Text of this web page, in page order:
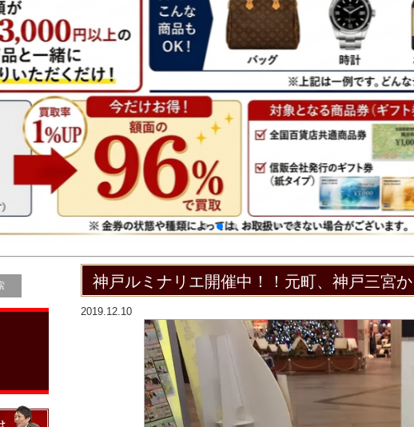
神戸ルミナリエ開催中！！元町、神戸三宮
2019.12.10